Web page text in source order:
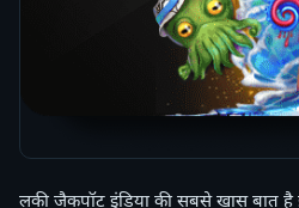
लकी जैकपॉट इंडिया की सबसे खास बात है